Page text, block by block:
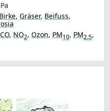
Birke, Gräser, Beifuss,
CO, NO2, Ozon, PM10, PM2.5,